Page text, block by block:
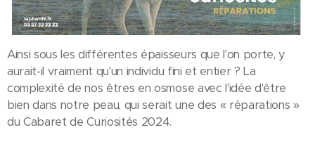
Ainsi sous les différentes épaisseurs que l'on porte, y
aurait-il vraiment qu'un individu fini et entier ? La
complexité de nos êtres en osmose avec l'idée d'être
bien dans notre peau, qui serait une des « réparations »
du Cabaret de Curiosités 2024.